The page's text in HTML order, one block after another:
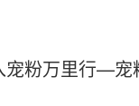
宠粉万里行—